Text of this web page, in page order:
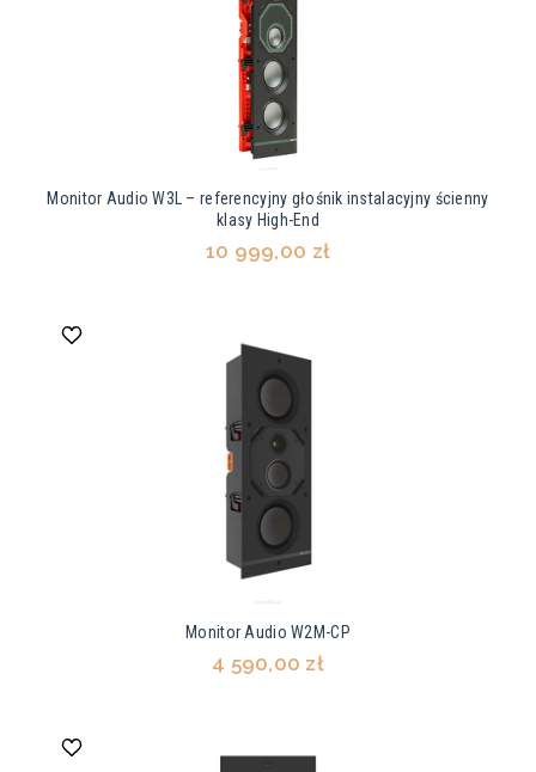
Monitor Audio W3L – referencyjny głośnik instalacyjny ścienny
klasy High-End
10 999,00 zł
Monitor Audio W2M-CP
4 590,00 zł